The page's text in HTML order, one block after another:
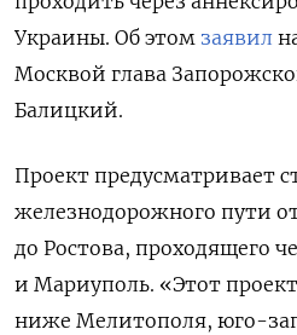
Украины. Об этом заявил
Москвой глава
Балицкий.
Проект предусматривает
железнодорожного пути
до Ростова, проходящего
и Мариуполь. «Этот
ниже Мелитополя, юго-